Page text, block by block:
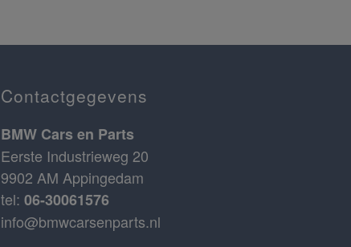
Contactgegevens
BMW Cars en Parts
Eerste Industrieweg 20
9902 AM Appingedam
tel: 06-30061576
info@bmwcarsenparts.nl